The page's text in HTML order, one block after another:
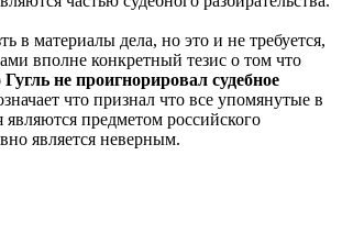
в материалы дела, но это и не требуется,
вполне конкретный тезис о том что
не проигнорировал судебное
что признал что все упомянутые в
являются предметом российского
является неверным.